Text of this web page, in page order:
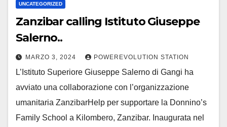
UNCATEGORIZED
Zanzibar calling Istituto Giuseppe
Salerno..
MARZO 3, 2024 POWEREVOLUTION STATION
L’Istituto Superiore Giuseppe Salerno di Gangi ha
avviato una collaborazione con l’organizzazione
umanitaria ZanzibarHelp per supportare la Donnino’s
Family School a Kilombero, Zanzibar. Inaugurata nel